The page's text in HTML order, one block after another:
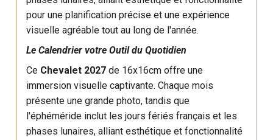
pour une planification précise et une expérience
visuelle agréable tout au long de l'année.
Le Calendrier votre Outil du Quotidien
Ce Chevalet 2027 de 16x16cm offre une
immersion visuelle captivante. Chaque mois
présente une grande photo, tandis que
l'éphéméride inclut les jours fériés français et les
phases lunaires, alliant esthétique et fonctionnalité